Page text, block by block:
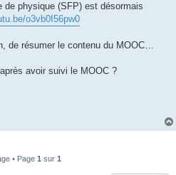
de physique (SFP) est désormais
o3vb0I56pw0
de résumer le contenu du MOOC…
avoir suivi le MOOC ?
• Page 1 sur 1